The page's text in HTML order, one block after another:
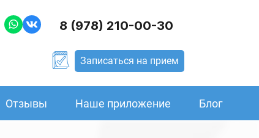
8 (978) 210-00-30
Записаться на прием
Отзывы Наше приложение Блог